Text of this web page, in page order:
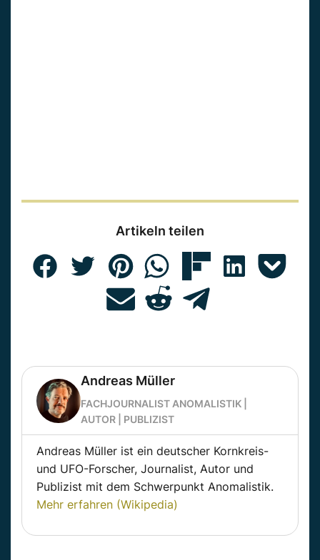
Artikeln teilen
Andreas Müller
FACHJOURNALIST ANOMALISTIK |
AUTOR | PUBLIZIST
Andreas Müller ist ein deutscher Kornkreis-
und UFO-Forscher, Journalist, Autor und
Publizist mit dem Schwerpunkt Anomalistik.
Mehr erfahren (Wikipedia)